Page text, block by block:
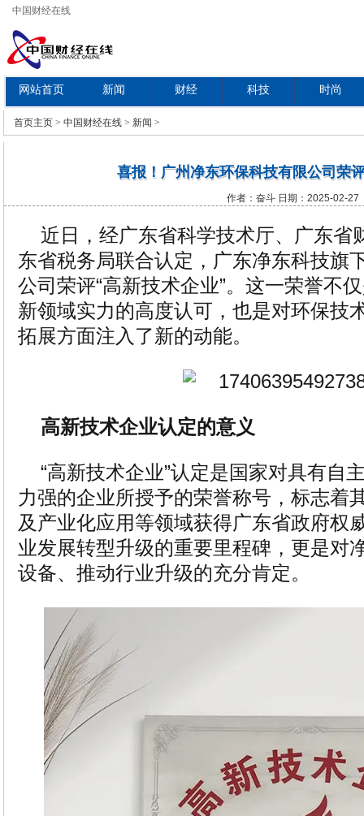
中国财经在线
网站首页 新闻 财经 科技 时尚
教育
首页主页 > 中国财经在线 > 新闻 >
喜报！广州净东环保科技有限公司荣
作者：奋斗 日期：2025-02-27
近日，经广东省科学技术厅、广东省
东省税务局联合认定，广东净东科技旗
公司荣评“高新技术企业”。这一荣誉不
新领域实力的高度认可，也是对环保技
拓展方面注入了新的动能。
高新技术企业认定的意义
“高新技术企业”认定是国家对具有自
力强的企业所授予的荣誉称号，标志着
及产业化应用等领域获得广东省政府权
业发展转型升级的重要里程碑，更是对
设备、推动行业升级的充分肯定。